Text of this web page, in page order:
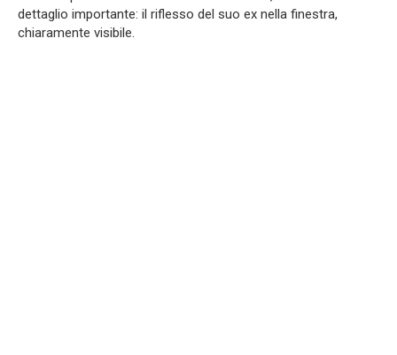
dettaglio importante: il riflesso del suo ex nella finestra,
chiaramente visibile.